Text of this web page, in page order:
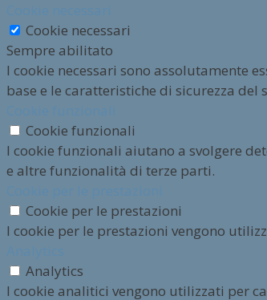
Cookie necessari
Sempre abilitato
I cookie necessari sono assolutamente
base e le caratteristiche di sicurezza
Cookie funzionali
I cookie funzionali aiutano a svolgere
e altre funzionalità di terze parti.
Cookie per le prestazioni
I cookie per le prestazioni vengono
Analytics
I cookie analitici vengono utilizzati per